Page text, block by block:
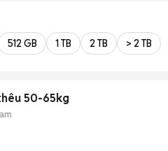
512 GB 1 TB 2 TB > 2 TB
50-65kg